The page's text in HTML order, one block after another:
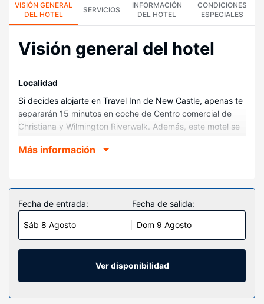
VISIÓN GENERAL
DEL HOTEL
SERVICIOS
INFORMACIÓN
DEL HOTEL
CONDICIONES
ESPECIALES
Visión general del hotel
Localidad
Si decides alojarte en Travel Inn de New Castle, apenas te
separarán 15 minutos en coche de Centro comercial de
Christiana y Wilmington Riverwalk. Además, este motel se
de Brandywine Valley.
Te sentirás como en tu propia casa en cualquiera de las 59
habitaciones con aire acondicionado, frigorífico y
microondas. La conexión wifi gratis te permitirá
mantenerte al día de todo. Además, en tus ratos libres
tendrás una televisión LED con canales por cable para
entretenerte. El cuarto de baño está provisto de ducha y
artículos de higiene personal gratuitos. Entre las
comodidades, se incluyen escritorio, además de un
Más información
Fecha de entrada:
Sáb 8 Agosto
Fecha de salida:
Dom 9 Agosto
Ver disponibilidad